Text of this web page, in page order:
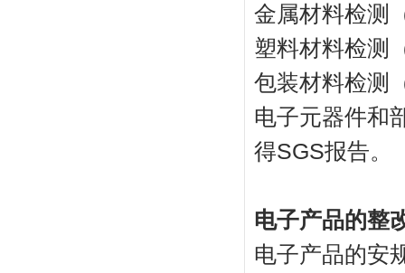
金属材料检测
塑料材料检测
包装材料检测
电子元器件和
得SGS报告。
电子产品的整
电子产品的安